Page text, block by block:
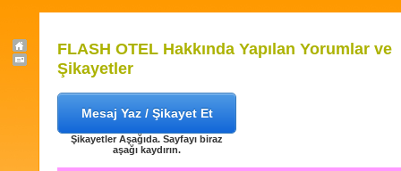
FLASH OTEL Hakkında Yapılan Yorumlar ve
Şikayetler
Mesaj Yaz / Şikayet Et
Şikayetler Aşağıda. Sayfayı biraz
aşağı kaydırın.